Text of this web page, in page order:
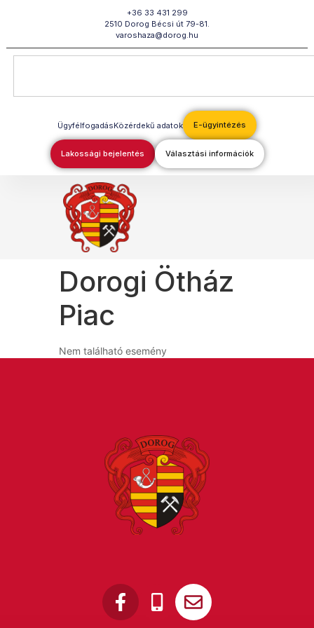
+36 33 431 299
2510 Dorog Bécsi út 79-81.
varoshaza@dorog.hu
ÜgyfélfogadásKözérdekű adatok E-ügyintézés
Lakossági bejelentés Választási információk
Dorogi Ötház
Piac
Nem található esemény